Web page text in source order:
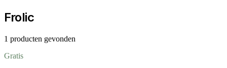
Frolic
1 producten gevonden
Gratis